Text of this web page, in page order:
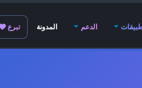
الدعم المدونة تبرع